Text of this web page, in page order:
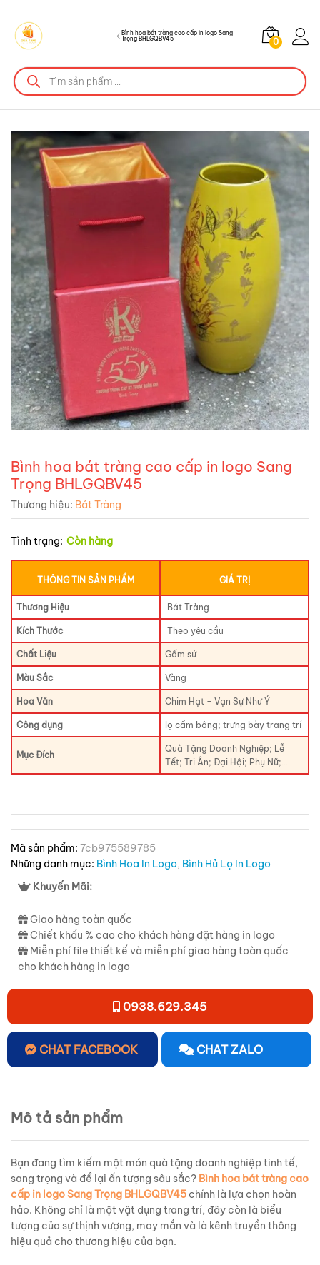
Bình hoa bát tràng cao cấp in logo Sang
Trọng BHLGQBV45
0
Bình hoa bát tràng cao cấp in logo Sang
Trọng BHLGQBV45
Thương hiệu: Bát Tràng
Tình trạng: Còn hàng
THÔNG TIN SẢN PHẨM GIÁ TRỊ
Thương Hiệu Bát Tràng
Kích Thước Theo yêu cầu
Chất Liệu Gốm sứ
Màu Sắc Vàng
Hoa Văn Chim Hạt – Vạn Sự Như Ý
Công dụng lọ cấm bông; trưng bày trang trí
Mục Đích
Quà Tặng Doanh Nghiệp; Lễ
Tết; Tri Ân; Đại Hội; Phụ Nữ;…
Mã sản phẩm: 7cb975589785
Những danh mục: Bình Hoa In Logo, Bình Hủ Lọ In Logo
Khuyến Mãi:
Giao hàng toàn quốc
Chiết khấu % cao cho khách hàng đặt hàng in logo
Miễn phí file thiết kế và miễn phí giao hàng toàn quốc
cho khách hàng in logo
0938.629.345
CHAT FACEBOOK CHAT ZALO
Mô tả sản phẩm
Bạn đang tìm kiếm một món quà tặng doanh nghiệp tinh tế,
sang trọng và để lại ấn tượng sâu sắc? Bình hoa bát tràng cao
cấp in logo Sang Trọng BHLGQBV45 chính là lựa chọn hoàn
hảo. Không chỉ là một vật dụng trang trí, đây còn là biểu
tượng của sự thịnh vượng, may mắn và là kênh truyền thông
hiệu quả cho thương hiệu của bạn.